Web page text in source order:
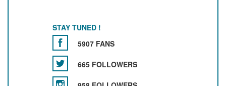
STAY TUNED !
5907 FANS
665 FOLLOWERS